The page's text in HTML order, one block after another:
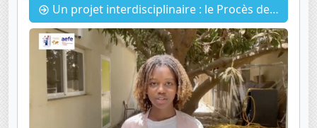
Un projet interdisciplinaire : le Procès de Bobigny